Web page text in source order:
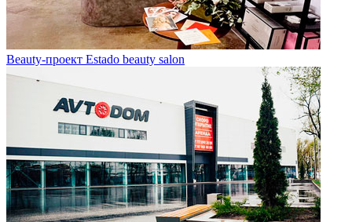
Beauty-проект Estado beauty salon